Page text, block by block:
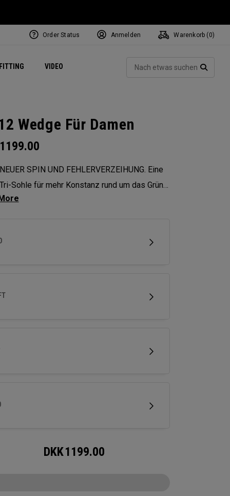
VIDEO Exclusive Mavrik Complete Sets
Exklusiv - Golfbälle
Women's Golf Balls
Exklusiv - Zubehör
Regional Performance Centers
Order Status Anmelden Warenkorb ( 0)
Wedge Für Damen
1199.00
SPIN UND FEHLERVERZEIHUNG. Eine
Sohle für mehr Konstanz rund um das Grün
g Umfangsgewichtung für maximale
für Kurzspiele zu bieten.
DKK1199.00